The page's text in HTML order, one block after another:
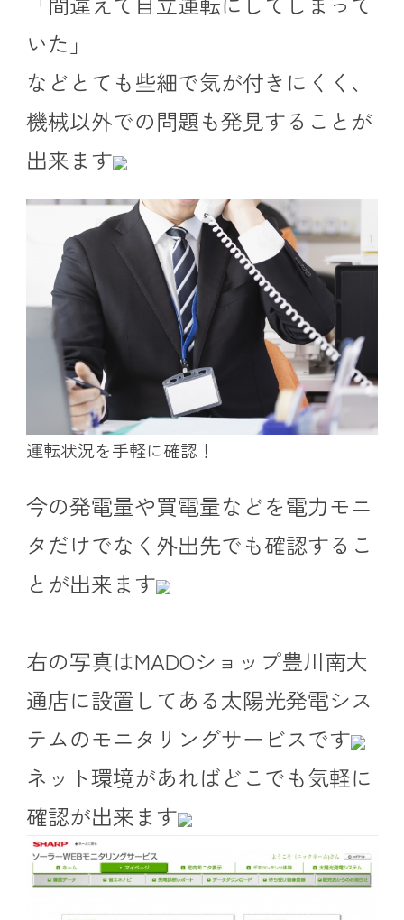
いた」
などとても些細で気が付きにくく、
機械以外での問題も発見することが
出来ます
運転状況を手軽に確認！
今の発電量や買電量などを電力モニ
タだけでなく外出先でも確認するこ
とが出来ます
右の写真はMADOショップ豊川南大
通店に設置してある太陽光発電シス
テムのモニタリングサービスです
ネット環境があればどこでも気軽に
確認が出来ます